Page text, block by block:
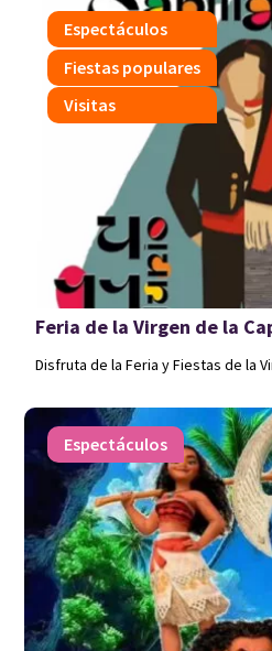
Feria de la Virgen de la
Espectáculos
Fiestas populares
Visitas
Disfruta de la Feria y Fiestas de la
Espectáculos